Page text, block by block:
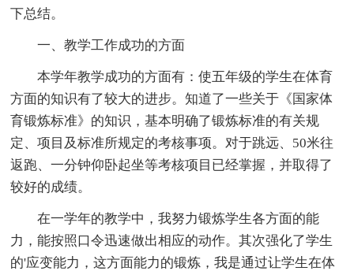
下总结。
一、教学工作成功的方面
本学年教学成功的方面有：使五年级的学生在体育
方面的知识有了较大的进步。知道了一些关于《国家体
育锻炼标准》的知识，基本明确了锻炼标准的有关规
定、项目及标准所规定的考核事项。对于跳远、50米往
返跑、一分钟仰卧起坐等考核项目已经掌握，并取得了
较好的成绩。
在一学年的教学中，我努力锻炼学生各方面的能
力，能按照口令迅速做出相应的动作。其次强化了学生
的'应变能力，这方面能力的锻炼，我是通过让学生在体